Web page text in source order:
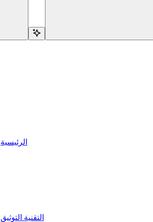
الرئيسية
التقنية التوثيق